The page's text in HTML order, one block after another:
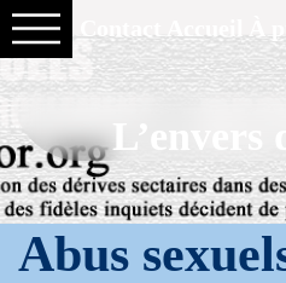
L’envers
Abus